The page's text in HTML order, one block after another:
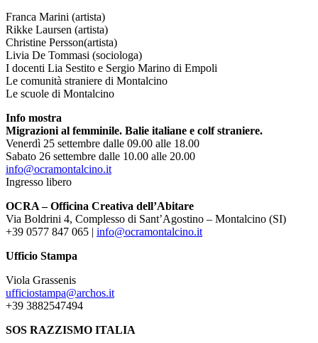
Franca Marini (artista)
Rikke Laursen (artista)
Christine Persson(artista)
Livia De Tommasi (sociologa)
I docenti Lia Sestito e Sergio Marino di Empoli
Le comunità straniere di Montalcino
Le scuole di Montalcino
Info mostra
Migrazioni al femminile. Balie italiane e colf straniere.
Venerdì 25 settembre dalle 09.00 alle 18.00
Sabato 26 settembre dalle 10.00 alle 20.00
info@ocramontalcino.it
Ingresso libero
OCRA – Officina Creativa dell’Abitare
Via Boldrini 4, Complesso di Sant’Agostino – Montalcino (SI)
+39 0577 847 065 | info@ocramontalcino.it
Ufficio Stampa
Viola Grassenis
ufficiostampa@archos.it
+39 3882547494
SOS RAZZISMO ITALIA